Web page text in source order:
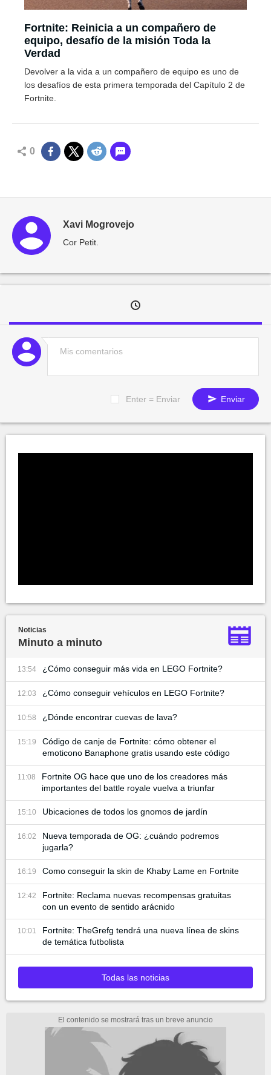
Fortnite: Reinicia a un compañero de
equipo, desafío de la misión Toda la
Verdad
Devolver a la vida a un compañero de equipo es uno de
los desafíos de esta primera temporada del Capítulo 2 de
Fortnite.
0
Xavi Mogrovejo
Cor Petit.
Enter = Enviar Enviar
Noticias
Minuto a minuto
13:54 ¿Cómo conseguir más vida en LEGO Fortnite?
12:03 ¿Cómo conseguir vehículos en LEGO Fortnite?
10:58 ¿Dónde encontrar cuevas de lava?
15:19
Código de canje de Fortnite: cómo obtener el
emoticono Banaphone gratis usando este código
11:08
Fortnite OG hace que uno de los creadores más
importantes del battle royale vuelva a triunfar
15:10 Ubicaciones de todos los gnomos de jardín
16:02
Nueva temporada de OG: ¿cuándo podremos
jugarla?
16:19 Como conseguir la skin de Khaby Lame en Fortnite
12:42
Fortnite: Reclama nuevas recompensas gratuitas
con un evento de sentido arácnido
10:01
Fortnite: TheGrefg tendrá una nueva línea de skins
de temática futbolista
Todas las noticias